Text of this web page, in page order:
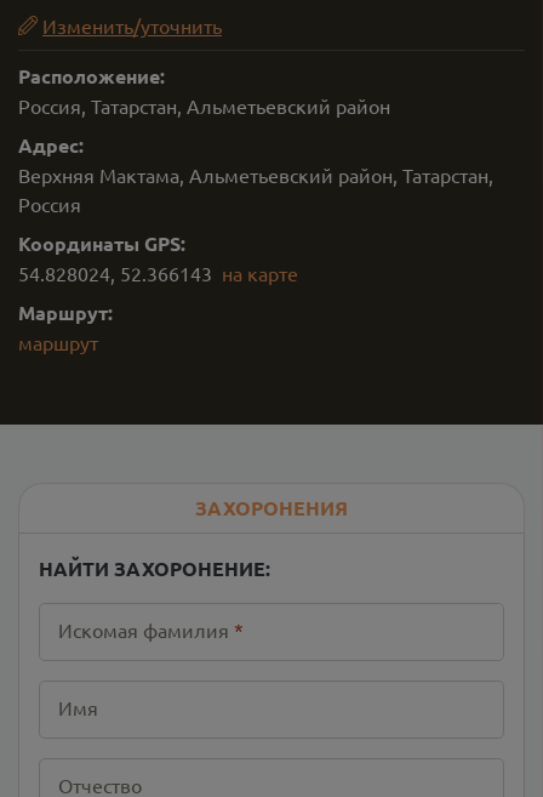
Изменить/уточнить
Расположение:
Россия, Татарстан, Альметьевский район
Адрес:
Верхняя Мактама, Альметьевский район, Татарстан,
Россия
Координаты GPS:
54.828024, 52.366143 на карте
Маршрут:
маршрут
ЗАХОРОНЕНИЯ
НАЙТИ ЗАХОРОНЕНИЕ:
Искомая фамилия *
Имя
Отчество